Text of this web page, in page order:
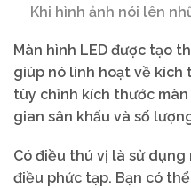
Khi hình ảnh nói lên
Màn hình LED được tạo
giúp nó linh hoạt về kích
tùy chỉnh kích thước
gian sân khấu và số
Có điều thú vị là sử dụng
điều phức tạp. Bạn có thể